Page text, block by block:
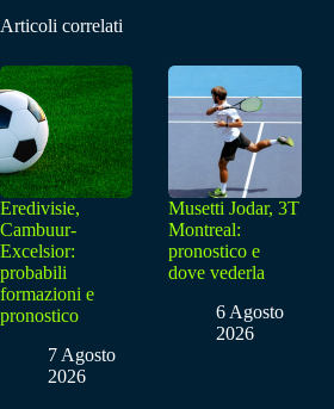
Articoli correlati
Eredivisie,
Cambuur-
Excelsior:
probabili
formazioni e
pronostico
7 Agosto
2026
Musetti Jodar, 3T
Montreal:
pronostico e
dove vederla
6 Agosto
2026